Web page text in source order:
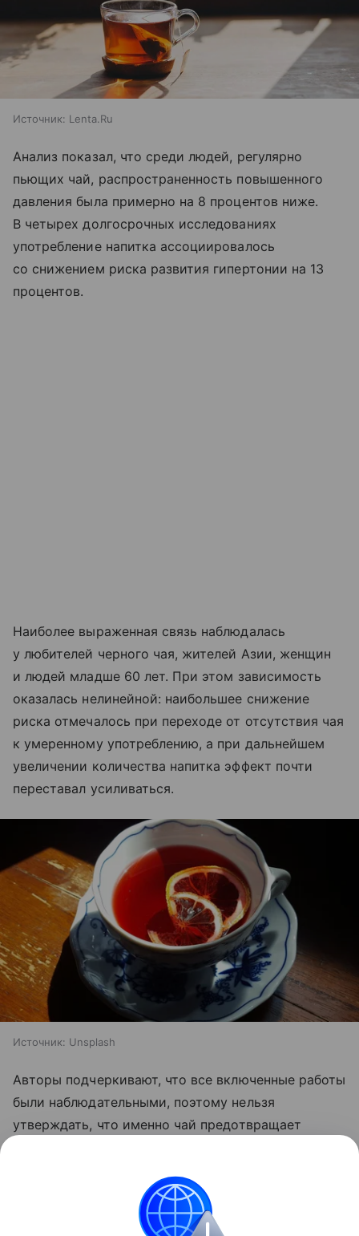
Источник: Lenta.Ru
Анализ показал, что среди людей, регулярно
пьющих чай, распространенность повышенного
давления была примерно на 8 процентов ниже.
В четырех долгосрочных исследованиях
употребление напитка ассоциировалось
со снижением риска развития гипертонии на 13
процентов.
Наиболее выраженная связь наблюдалась
у любителей черного чая, жителей Азии, женщин
и людей младше 60 лет. При этом зависимость
оказалась нелинейной: наибольшее снижение
риска отмечалось при переходе от отсутствия чая
к умеренному употреблению, а при дальнейшем
увеличении количества напитка эффект почти
переставал усиливаться.
Источник: Unsplash
Авторы подчеркивают, что все включенные работы
были наблюдательными, поэтому нельзя
утверждать, что именно чай предотвращает
улучшением сердечно-сосудистого здоровья.